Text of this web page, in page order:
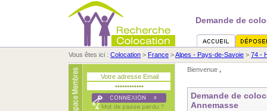
Demande de
Vous êtes ici : Colocation > France >Alpes - Pays-de-Savoie > 74 -
Bienvenue ,
Demande de
Annemasse